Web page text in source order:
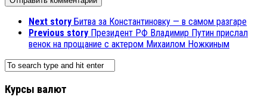
Next story Битва за Константиновку — в самом разгаре
Previous story Президент РФ Владимир Путин прислал
венок на прощание с актером Михаилом Ножкиным
Курсы валют